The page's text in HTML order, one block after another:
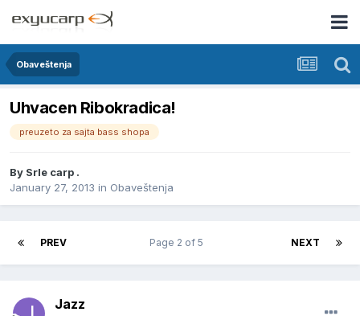
Obaveštenja
Uhvacen Ribokradica!
preuzeto za sajta bass shopa
By Srle carp .
January 27, 2013 in Obaveštenja
PREV NEXT
Page 2 of 5
Jazz